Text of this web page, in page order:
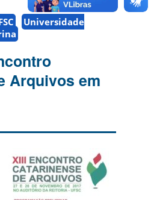
Universidade
Arquivos em